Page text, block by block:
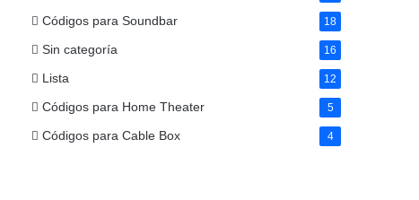
Códigos para Soundbar 18
Sin categoría 16
Lista 12
Códigos para Home Theater 5
Códigos para Cable Box 4